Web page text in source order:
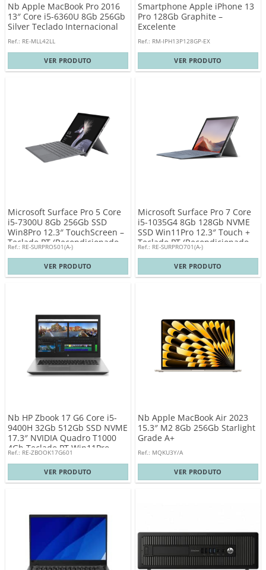
Nb Apple MacBook Pro 2016
13″ Core i5-6360U 8Gb 256Gb
Silver Teclado Internacional
Ref.: RE-MLL42LL
VER PRODUTO
Smartphone Apple iPhone 13
Pro 128Gb Graphite –
Excelente
Ref.: RM-IPH13P128GP-EX
VER PRODUTO
Microsoft Surface Pro 5 Core
i5-7300U 8Gb 256Gb SSD
Win8Pro 12.3″ TouchScreen –
Teclado PT (Recondicionado
A)
Ref.: RE-SURPRO501(A-)
VER PRODUTO
Microsoft Surface Pro 7 Core
i5-1035G4 8Gb 128Gb NVME
SSD Win11Pro 12.3″ Touch +
Teclado PT (Recondicionado
A)
Ref.: RE-SURPRO701(A-)
VER PRODUTO
Nb HP Zbook 17 G6 Core i5-
9400H 32Gb 512Gb SSD NVME
17.3″ NVIDIA Quadro T1000
4Gb Teclado PT Win11Pro
Ref.: RE-ZBOOK17G601
VER PRODUTO
Nb Apple MacBook Air 2023
15.3″ M2 8Gb 256Gb Starlight
Grade A+
Ref.: MQKU3Y/A
VER PRODUTO